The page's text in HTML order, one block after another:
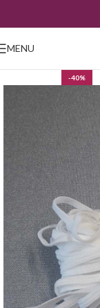
MENU
-40%